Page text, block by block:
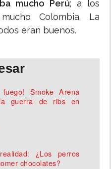
mucho Perú; a los
Colombia. La
eran buenos.
Smoke Arena
guerra de ribs en
¿Los perros
chocolates?